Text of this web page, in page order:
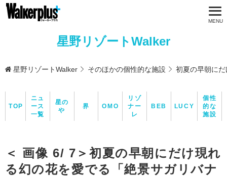
星野リゾートWalker
星野リゾートWalker そのほかの個性的な施設 初夏の早朝に
TOP
ニュ
ース
一覧
星の
や
界 OMO
リゾ
ナー
レ
BEB LUCY
個性
的な
施設
＜ 画像 6/ 7＞初夏の早朝にだけ現れ
る幻の花を愛でる「絶景サガリバナ